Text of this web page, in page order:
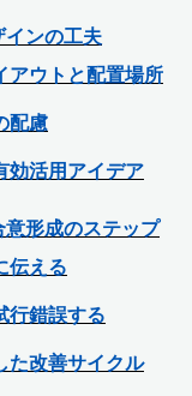
インの工夫
アウトと配置場所
配慮
効活用アイデア
形成のステップ
伝える
行錯誤する
た改善サイクル